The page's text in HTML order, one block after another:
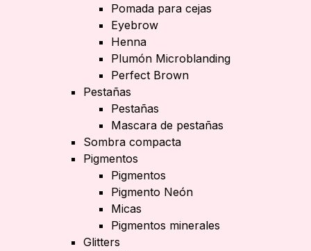
Pomada para cejas
Eyebrow
Henna
Plumón Microblanding
Perfect Brown
Pestañas
Pestañas
Mascara de pestañas
Sombra compacta
Pigmentos
Pigmentos
Pigmento Neón
Micas
Pigmentos minerales
Glitters